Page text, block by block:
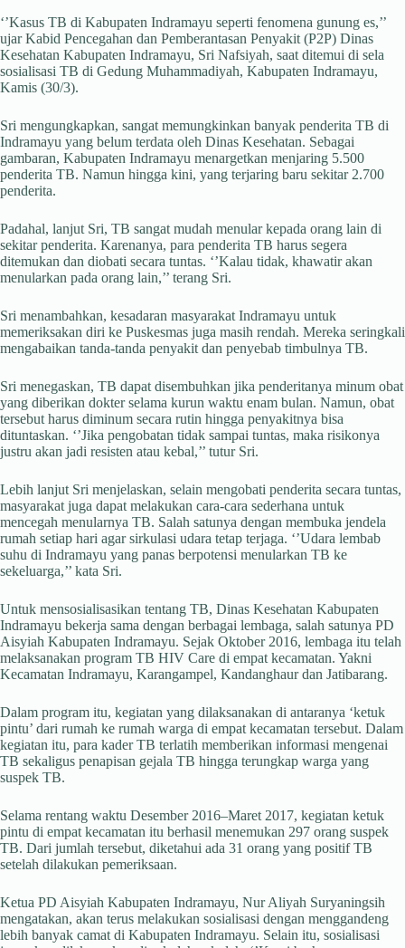
‘’Kasus TB di Kabupaten Indramayu seperti fenomena gunung es,’’
ujar Kabid Pencegahan dan Pemberantasan Penyakit (P2P) Dinas
Kesehatan Kabupaten Indramayu, Sri Nafsiyah, saat ditemui di sela
sosialisasi TB di Gedung Muhammadiyah, Kabupaten Indramayu,
Kamis (30/3).
Sri mengungkapkan, sangat memungkinkan banyak penderita TB di
Indramayu yang belum terdata oleh Dinas Kesehatan. Sebagai
gambaran, Kabupaten Indramayu menargetkan menjaring 5.500
penderita TB. Namun hingga kini, yang terjaring baru sekitar 2.700
penderita.
Padahal, lanjut Sri, TB sangat mudah menular kepada orang lain di
sekitar penderita. Karenanya, para penderita TB harus segera
ditemukan dan diobati secara tuntas. ‘’Kalau tidak, khawatir akan
menularkan pada orang lain,’’ terang Sri.
Sri menambahkan, kesadaran masyarakat Indramayu untuk
memeriksakan diri ke Puskesmas juga masih rendah. Mereka seringkali
mengabaikan tanda-tanda penyakit dan penyebab timbulnya TB.
Sri menegaskan, TB dapat disembuhkan jika penderitanya minum obat
yang diberikan dokter selama kurun waktu enam bulan. Namun, obat
tersebut harus diminum secara rutin hingga penyakitnya bisa
dituntaskan. ‘’Jika pengobatan tidak sampai tuntas, maka risikonya
justru akan jadi resisten atau kebal,’’ tutur Sri.
Lebih lanjut Sri menjelaskan, selain mengobati penderita secara tuntas,
masyarakat juga dapat melakukan cara-cara sederhana untuk
mencegah menularnya TB. Salah satunya dengan membuka jendela
rumah setiap hari agar sirkulasi udara tetap terjaga. ‘’Udara lembab
suhu di Indramayu yang panas berpotensi menularkan TB ke
sekeluarga,’’ kata Sri.
Untuk mensosialisasikan tentang TB, Dinas Kesehatan Kabupaten
Indramayu bekerja sama dengan berbagai lembaga, salah satunya PD
Aisyiah Kabupaten Indramayu. Sejak Oktober 2016, lembaga itu telah
melaksanakan program TB HIV Care di empat kecamatan. Yakni
Kecamatan Indramayu, Karangampel, Kandanghaur dan Jatibarang.
Dalam program itu, kegiatan yang dilaksanakan di antaranya ‘ketuk
pintu’ dari rumah ke rumah warga di empat kecamatan tersebut. Dalam
kegiatan itu, para kader TB terlatih memberikan informasi mengenai
TB sekaligus penapisan gejala TB hingga terungkap warga yang
suspek TB.
Selama rentang waktu Desember 2016–Maret 2017, kegiatan ketuk
pintu di empat kecamatan itu berhasil menemukan 297 orang suspek
TB. Dari jumlah tersebut, diketahui ada 31 orang yang positif TB
setelah dilakukan pemeriksaan.
Ketua PD Aisyiah Kabupaten Indramayu, Nur Aliyah Suryaningsih
mengatakan, akan terus melakukan sosialisasi dengan menggandeng
lebih banyak camat di Kabupaten Indramayu. Selain itu, sosialisasi